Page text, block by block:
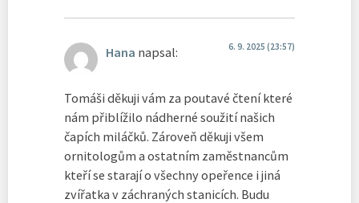
Hana napsal: 6. 9. 2025 (23:57)
Tomáši děkuji vám za poutavé čtení které
nám přiblížilo nádherné soužití našich
čapích miláčků. Zároveň děkuji všem
ornitologům a ostatním zaměstnancům
kteří se starají o všechny opeřence i jiná
zvířatka v záchraných stanicích. Budu